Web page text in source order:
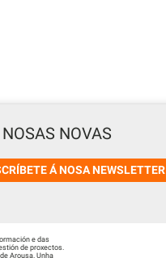
NOVAS
Á NOSA NEWSLETTER
e das
de proxectos.
Arousa. Unha